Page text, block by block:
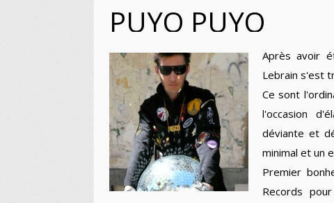
PUYO PUYO
Après avoir
Lebrain s'est
Ce sont
l'occasion
déviante et
minimal et un
Premier
Records